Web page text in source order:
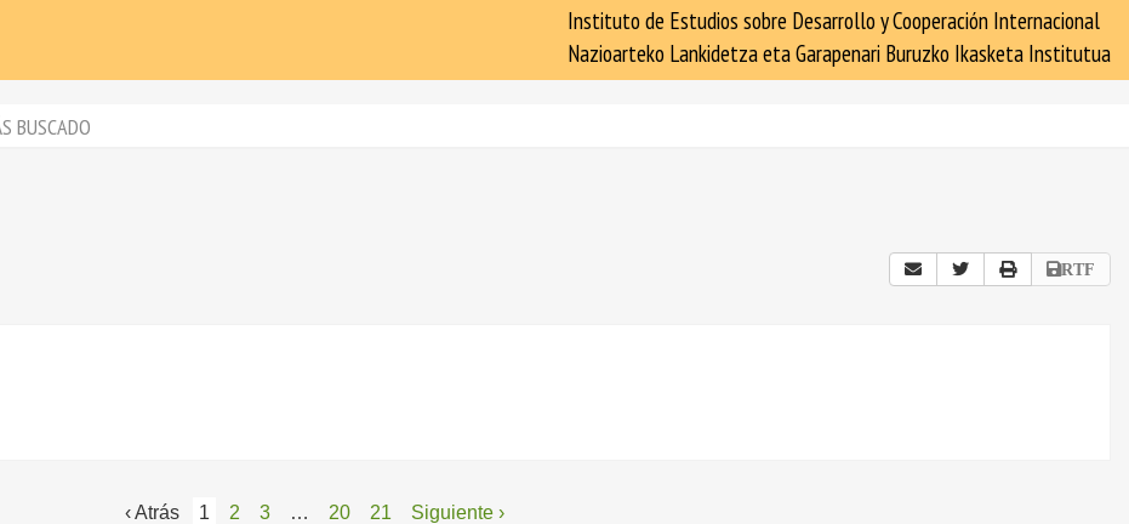
Instituto de Estudios sobre Desarrollo y Cooperación Internacional
Nazioarteko Lankidetza eta Garapenari Buruzko Ikasketa Institutua
BUSCADO
RTF
‹ Atrás 1 2 3 … 20 21 Siguiente ›